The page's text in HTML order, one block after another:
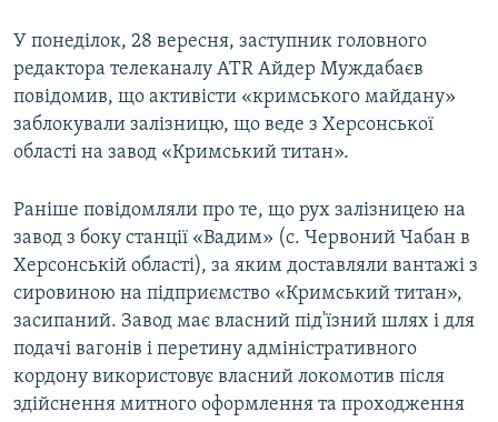
У понеділок, 28 вересня, заступник головного
редактора телеканалу АТR Айдер Муждабаєв
повідомив, що активісти «кримського майдану»
заблокували залізницю, що веде з Херсонської
області на завод «Кримський титан».
Раніше повідомляли про те, що рух залізницею на
завод з боку станції «Вадим» (с. Червоний Чабан в
Херсонській області), за яким доставляли вантажі з
сировиною на підприємство «Кримський титан»,
засипаний. Завод має власний під'їзний шлях і для
подачі вагонів і перетину адміністративного
кордону використовує власний локомотив після
здійснення митного оформлення та проходження